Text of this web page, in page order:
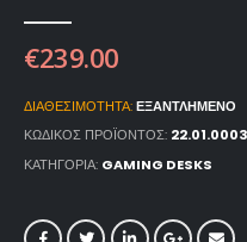
€239.00
ΔΙΑΘΕΣΙΜΌΤΗΤΑ:ΕΞΑΝΤΛΗΜΈΝΟ
ΚΩΔΙΚΌΣ ΠΡΟΪΌΝΤΟΣ: 22.01.0003
ΚΑΤΗΓΟΡΊΑ: GAMING DESKS